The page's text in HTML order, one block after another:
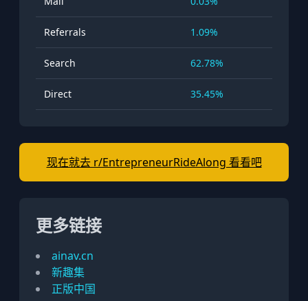
Referrals 1.09%
Search 62.78%
Direct 35.45%
现在就去 r/EntrepreneurRideAlong 看看吧
更多链接
ainav.cn
新趣集
正版中国